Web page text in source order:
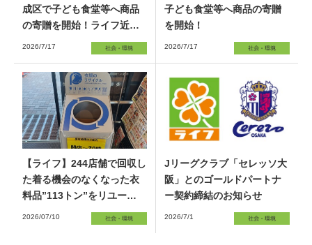
成区で子ども食堂等へ商品
の寄贈を開始！ライフ近畿
圏初の生鮮食品も寄贈
2026/7/17
子ども食堂等へ商品の寄贈
を開始！
2026/7/17
【ライフ】244店舗で回収し
た着る機会のなくなった衣
料品”113トン”をリユース・
リサイクル！
2026/07/10
Jリーグクラブ「セレッソ大
阪」とのゴールドパートナ
ー契約締結のお知らせ
2026/7/1